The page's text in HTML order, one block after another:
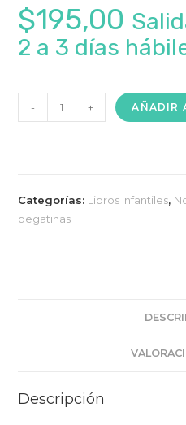
$195,00
2 a 3 días
-
MY
BIBLE
Book
para
+ AÑADIR
Categorías: Libros Infantiles,
pegatinas
Descripción